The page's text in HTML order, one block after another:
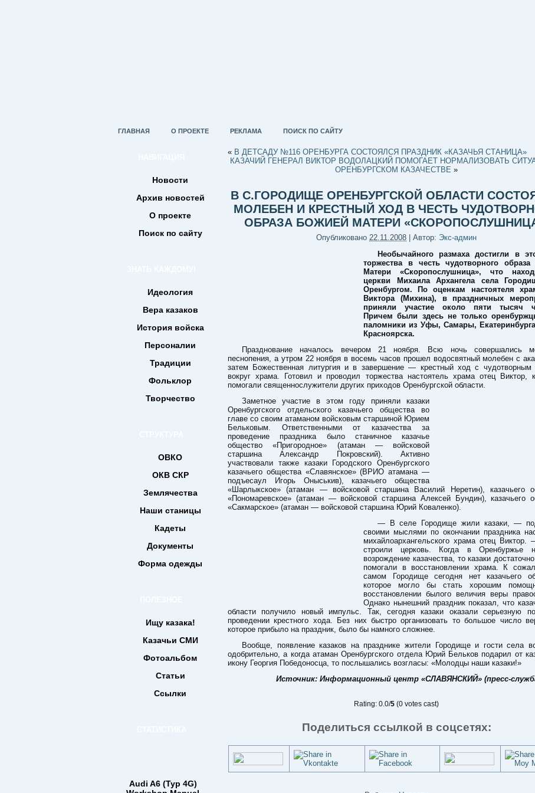
ГЛАВНАЯ О ПРОЕКТЕ РЕКЛАМА ПОИСК ПО САЙТУ
Новости
Архив новостей
О проекте
Поиск по сайту
Идеология
Вера казаков
История войска
Персоналии
Традиции
Фольклор
Творчество
ОВКО
ОКВ СКР
Землячества
Наши станицы
Кадеты
Документы
Форма одежды
Ищу казака!
Казачьи СМИ
Фотоальбом
Статьи
Ссылки
Audi A6 (Typ 4G)
« В ДЕТСАДУ №116 ОРЕНБУРГА СОСТОЯЛСЯ ПРАЗДНИК «КАЗАЧЬЯ СТАНИЦА»
КАЗАЧИЙ ГЕНЕРАЛ ВИКТОР ВОДОЛАЦКИЙ ПОМОГАЕТ НОРМАЛИЗОВАТЬ
ОРЕНБУРГСКОМ КАЗАЧЕСТВЕ »
В С.ГОРОДИЩЕ ОРЕНБУРГСКОЙ ОБЛАСТИ
МОЛЕБЕН И КРЕСТНЫЙ ХОД В ЧЕСТЬ
ОБРАЗА БОЖИЕЙ МАТЕРИ
Опубликовано 22.11.2008 Автор: Экс-админ
Необычайного размаха достигли в
торжества в честь чудотворного образа
Матери «Скоропослушница», что
церкви Михаила Архангела села
Оренбургом. По оценкам настоятеля
Виктора (Михина), в праздничных
приняли участие около пяти тысяч
Причем были здесь не только
паломники из Уфы, Самары,
Красноярска.
Празднование началось вечером 21 ноября. Всю ночь совершались
песнопения, а утром 22 ноября в восемь часов прошел водосвятный молебен с
затем Божественная литургия и в завершение — крестный ход с чудотворным
вокруг храма. Готовил и проводил торжества настоятель храма отец Виктор,
помогали священнослужители других приходов Оренбургской области.
Заметное участие в этом году приняли казаки
Оренбургского отдельского казачьего общества во
главе со своим атаманом войсковым старшиной Юрием
Бельковым. Ответственными от казачества за
проведение праздника было станичное казачье
общество «Пригородное» (атаман — войсковой
старшина Александр Покровский). Активно
участвовали также казаки Городского Оренбургского
казачьего общества «Славянское» (ВРИО атамана —
подъесаул Игорь Оныськив), казачьего общества
«Шарлыкское» (атаман — войсковой старшина Василий Неретин), казачьего
«Пономаревское» (атаман — войсковой старшина Алексей Бундин), казачьего
«Сакмарское» (атаман — войсковой старшина Юрий Коваленко).
— В селе Городище жили казаки, —
своими мыслями по окончании праздника
михайлоархангельского храма отец
строили церковь. Когда в Оренбуржье
возрождение казачества, то казаки
помогали в восстановлении храма. К
самом Городище сегодня нет казачьего
которое могло бы стать хорошим
восстановлении былого величия веры
Однако нынешний праздник показал, что
области получило новый импульс. Так, сегодня казаки оказали серьезную
проведении крестного хода. Без них быстро организовать то большое число
которое прибыло на праздник, было бы намного сложнее.
Вообще, появление казаков на празднике жители Городище и гости села
одобрительно, а когда атаман Оренбургского отдела Юрий Бельков подарил от
икону Георгия Победоносца, то послышались возгласы: «Молодцы наши казаки!»
Источник: Информационный центр «СЛАВЯНСКИЙ» (пресс-
Rating: 0.0/5 (0 votes cast)
Поделиться ссылкой в соцсетях: